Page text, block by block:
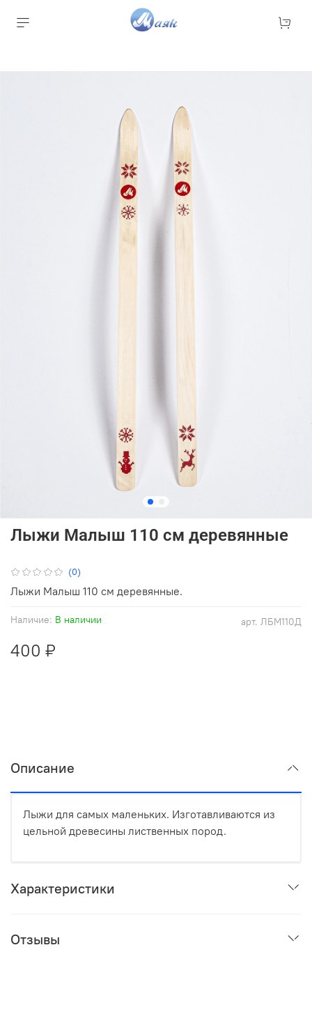
(0)
арт. ЛБМ110Д
Наличие: В наличии
Лыжи Малыш 110 см деревянные
400 ₽
Лыжи Малыш 110 см деревянные.
Описание
Лыжи для самых маленьких. Изготавливаются из
цельной древесины лиственных пород.
Характеристики
Отзывы